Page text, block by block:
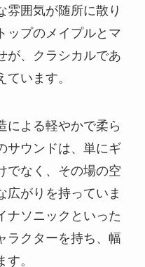
雰囲気が随所に散り
ップのメイプルとマ
が、クラシカルであ
います。
による軽やかで柔ら
サウンドは、単にギ
でなく、その場の空
広がりを持っていま
ナソニックといった
ラクターを持ち、幅
。